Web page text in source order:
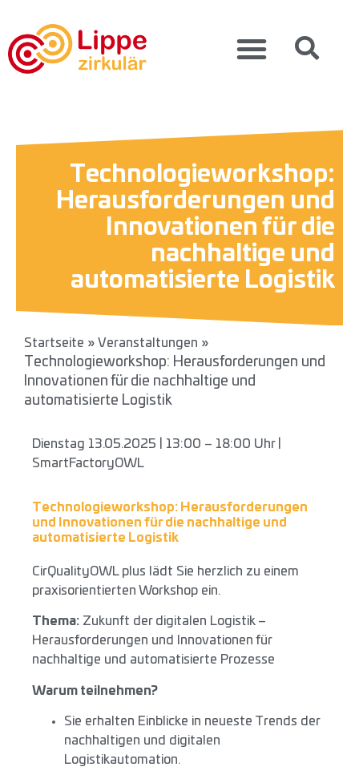
Technologieworkshop:
Herausforderungen und
Innovationen für die
nachhaltige und
automatisierte Logistik
Startseite » Veranstaltungen »
Technologieworkshop: Herausforderungen und
Innovationen für die nachhaltige und
automatisierte Logistik
Dienstag 13.05.2025 | 13:00 – 18:00 Uhr |
SmartFactoryOWL
Technologieworkshop: Herausforderungen
und Innovationen für die nachhaltige und
automatisierte Logistik
CirQualityOWL plus lädt Sie herzlich zu einem
praxisorientierten Workshop ein.
Thema: Zukunft der digitalen Logistik –
Herausforderungen und Innovationen für
nachhaltige und automatisierte Prozesse
Warum teilnehmen?
Sie erhalten Einblicke in neueste Trends der
nachhaltigen und digitalen
Logistikautomation.